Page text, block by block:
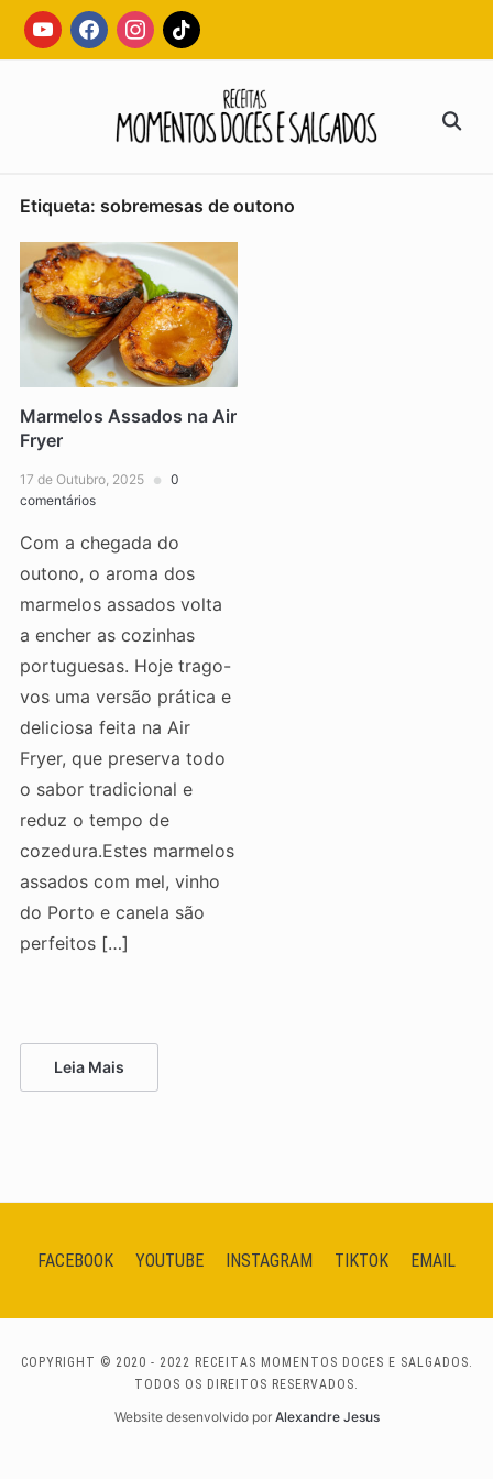
Skipyoutubefacebookinstagram
tiktok
Search
for:
Etiqueta: sobremesas de outono
Marmelos Assados na Air
Fryer
17 de Outubro, 2025
0
comentários
Com a chegada do
outono, o aroma dos
marmelos assados volta
a encher as cozinhas
portuguesas. Hoje trago-
vos uma versão prática e
deliciosa feita na Air
Fryer, que preserva todo
o sabor tradicional e
reduz o tempo de
cozedura.Estes marmelos
assados com mel, vinho
do Porto e canela são
perfeitos […]
Leia Mais
FACEBOOK YOUTUBE INSTAGRAM TIKTOK EMAIL
COPYRIGHT © 2020 - 2022 RECEITAS MOMENTOS DOCES E SALGADOS.
TODOS OS DIREITOS RESERVADOS.
Website desenvolvido por Alexandre Jesus